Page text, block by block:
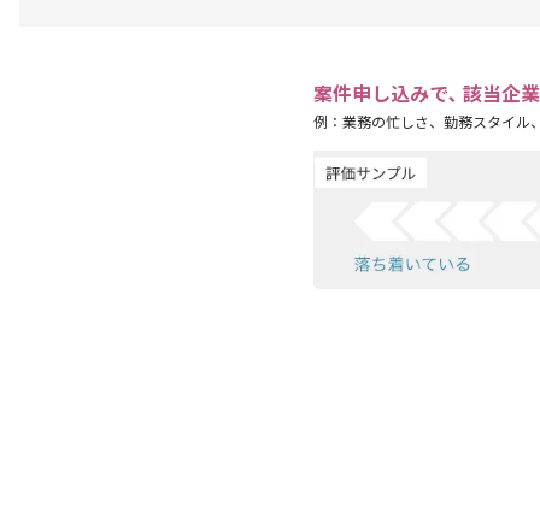
案件申し込みで､ 該当企
例：業務の忙しさ、勤務スタイル